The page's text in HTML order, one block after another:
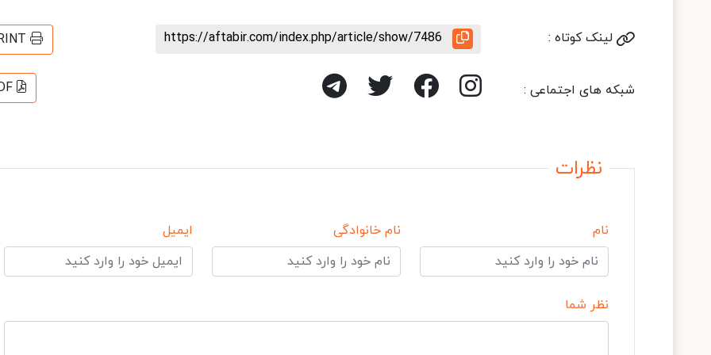
لینک کوتاه : https://aftabir.com/index.php/article/show/7486
شبکه های اجتماعی :
نظرات
نام نام خانوادگی ایمیل
نظر شما